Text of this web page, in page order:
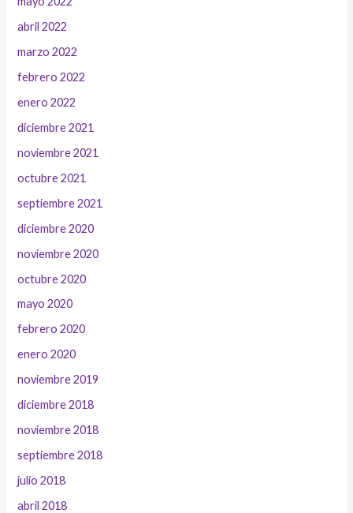
abril 2022
marzo 2022
febrero 2022
enero 2022
diciembre 2021
noviembre 2021
octubre 2021
septiembre 2021
diciembre 2020
noviembre 2020
octubre 2020
mayo 2020
febrero 2020
enero 2020
noviembre 2019
diciembre 2018
noviembre 2018
septiembre 2018
julio 2018
abril 2018